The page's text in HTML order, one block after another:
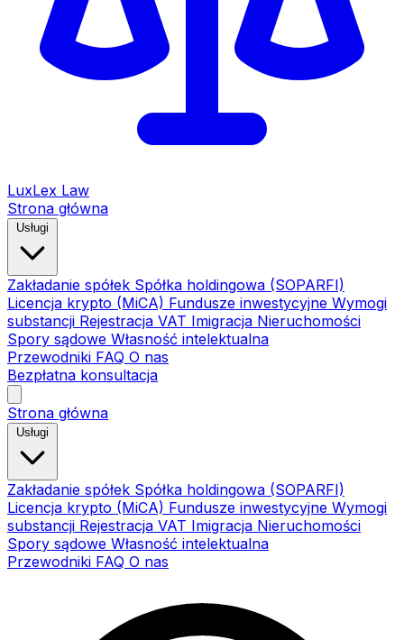
LuxLex Law
Strona główna
Zakładanie spółek Spółka holdingowa (SOPARFI)
Licencja krypto (MiCA) Fundusze inwestycyjne Wymogi
substancji Rejestracja VAT Imigracja Nieruchomości
Spory sądowe Własność intelektualna
Przewodniki FAQ O nas
Bezpłatna konsultacja
Strona główna
Zakładanie spółek Spółka holdingowa (SOPARFI)
Licencja krypto (MiCA) Fundusze inwestycyjne Wymogi
substancji Rejestracja VAT Imigracja Nieruchomości
Spory sądowe Własność intelektualna
Przewodniki FAQ O nas